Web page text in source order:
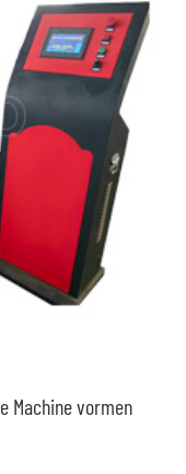
Machine vormen